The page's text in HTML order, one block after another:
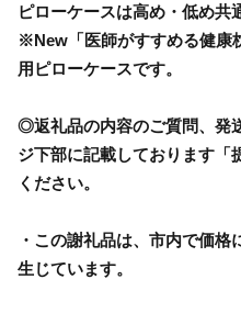
ピローケースは高め・低め共
※New「医師がすすめる健康
用ピローケースです。
◎返礼品の内容のご質問、発
ジ下部に記載しております「
ください。
・この謝礼品は、市内で価
生じています。